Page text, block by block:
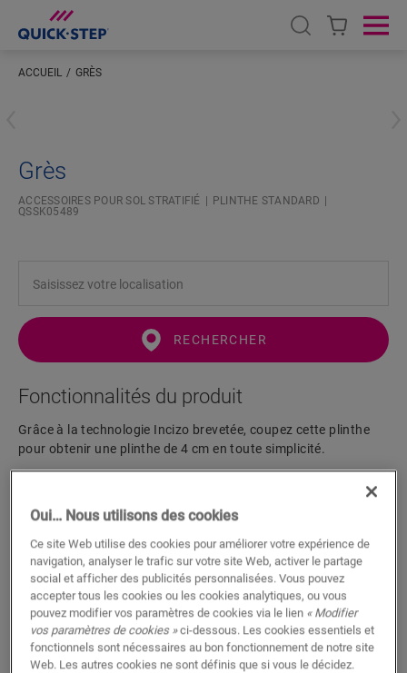
Open search
ACCUEIL GRÈS
Grès
ACCESSOIRES POUR SOL STRATIFIÉ
PLINTHE STANDARD
QSSK05489
RECHERCHER
Fonctionnalités du produit
Grâce à la technologie Incizo brevetée, coupez cette plinthe
pour obtenir une plinthe de 4 cm en toute simplicité.
Dimensions
Téléchargements
Un fini étanche en 5 étapes faciles
Oui… Nous utilisons des cookies
Ce site Web utilise des cookies pour améliorer votre expérience de
navigation, analyser le trafic sur votre site Web, activer le partage
social et afficher des publicités personnalisées. Vous pouvez
accepter tous les cookies ou les cookies analytiques, ou vous
pouvez modifier vos paramètres de cookies via le lien « Modifier
vos paramètres de cookies »ci-dessous. Les cookies essentiels et
fonctionnels sont nécessaires au bon fonctionnement de notre site
Web. Les autres cookies ne sont définis que si vous le décidez.